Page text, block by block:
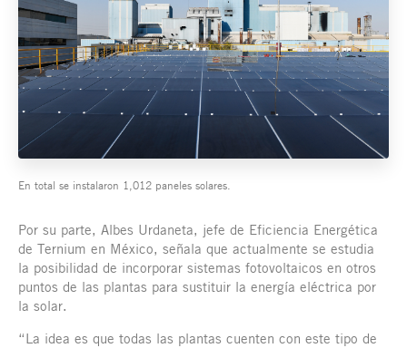
En total se instalaron 1,012 paneles solares.
Por su parte, Albes Urdaneta, jefe de Eficiencia Energética
de Ternium en México, señala que actualmente se estudia
la posibilidad de incorporar sistemas fotovoltaicos en otros
puntos de las plantas para sustituir la energía eléctrica por
la solar.
“La idea es que todas las plantas cuenten con este tipo de